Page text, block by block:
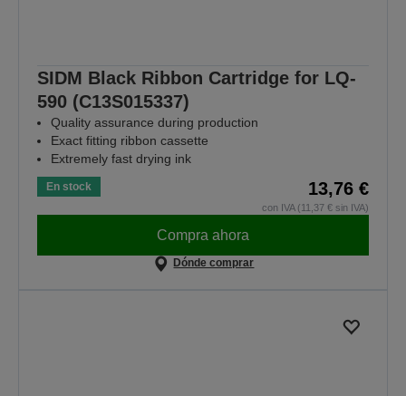
SIDM Black Ribbon Cartridge for LQ-
590 (C13S015337)
Quality assurance during production
Exact fitting ribbon cassette
Extremely fast drying ink
En stock 13,76 €
con IVA (11,37 € sin IVA)
Compra ahora
Dónde comprar